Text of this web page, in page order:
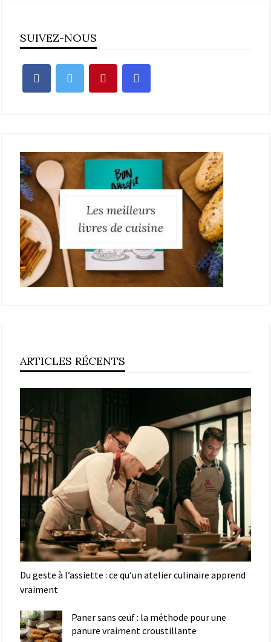
SUIVEZ-NOUS
ARTICLES RÉCENTS
Du geste à l’assiette : ce qu’un atelier culinaire apprend
vraiment
Paner sans œuf : la méthode pour une
panure vraiment croustillante